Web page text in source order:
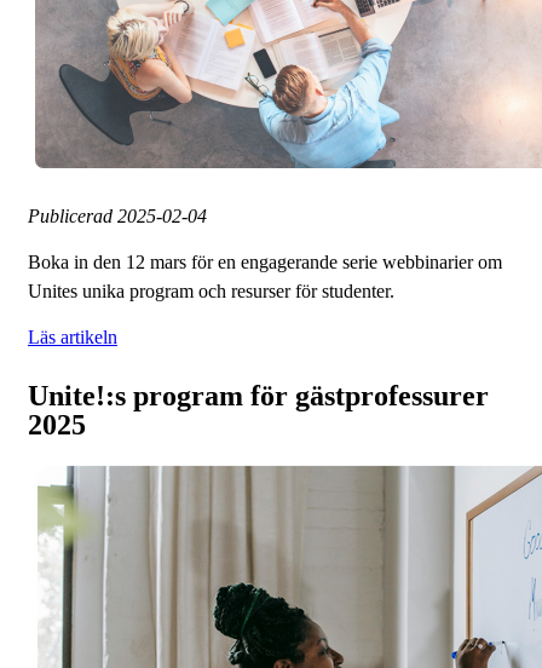
Publicerad 2025-02-04
Boka in den 12 mars för en engagerande serie webbinarier om
Unites unika program och resurser för studenter.
Läs artikeln
Unite!:s program för gästprofessurer
2025